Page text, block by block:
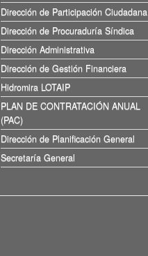
Dirección de Participación Ciudadana
Dirección de Procuraduría Síndica
Dirección Administrativa
Dirección de Gestión Financiera
Hidromira LOTAIP
PLAN DE CONTRATACIÓN ANUAL
(PAC)
Dirección de Planificación General
Secretaría General